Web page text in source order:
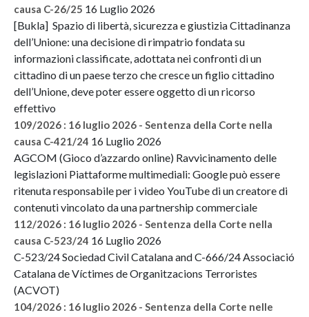
causa C-26/25 16 Luglio 2026
[Bukla] Spazio di libertà, sicurezza e giustizia Cittadinanza
dell’Unione: una decisione di rimpatrio fondata su
informazioni classificate, adottata nei confronti di un
cittadino di un paese terzo che cresce un figlio cittadino
dell’Unione, deve poter essere oggetto di un ricorso
effettivo
109/2026 : 16 luglio 2026 - Sentenza della Corte nella
causa C-421/24 16 Luglio 2026
AGCOM (Gioco d’azzardo online) Ravvicinamento delle
legislazioni Piattaforme multimediali: Google può essere
ritenuta responsabile per i video YouTube di un creatore di
contenuti vincolato da una partnership commerciale
112/2026 : 16 luglio 2026 - Sentenza della Corte nella
causa C-523/24 16 Luglio 2026
C-523/24 Sociedad Civil Catalana and C-666/24 Associació
Catalana de Víctimes de Organitzacions Terroristes
(ACVOT)
104/2026 : 16 luglio 2026 - Sentenza della Corte nelle